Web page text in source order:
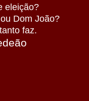
eleição?
Dom João?
faz.